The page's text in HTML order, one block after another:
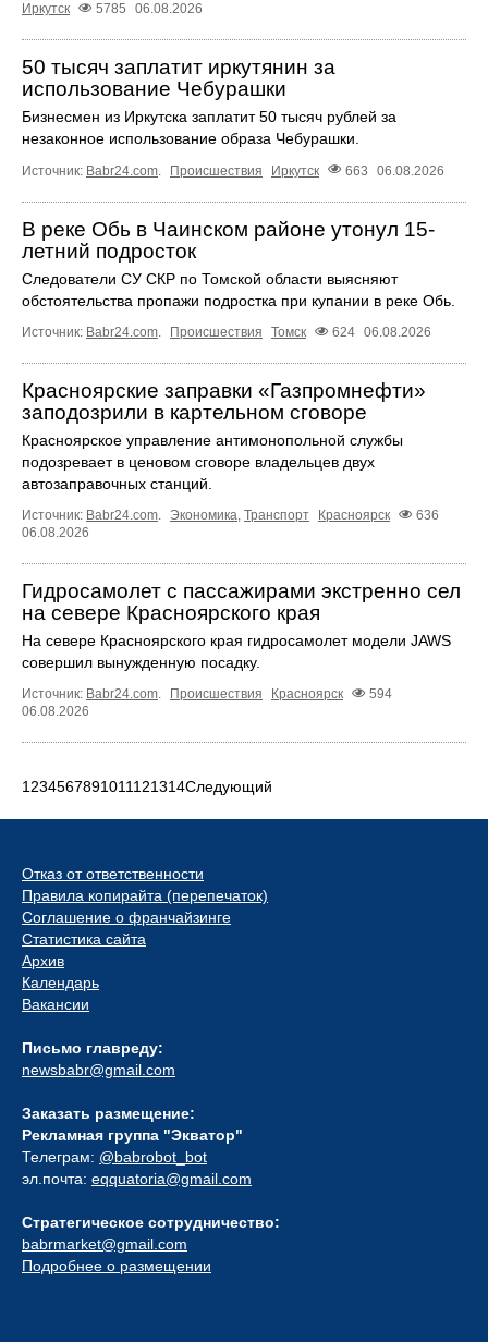
Иркутск
5785 06.08.2026
50 тысяч заплатит иркутянин за
использование Чебурашки
Бизнесмен из Иркутска заплатит 50 тысяч рублей за
незаконное использование образа Чебурашки.
Источник: Babr24.com Происшествия Иркутск 663 06.08.2026
В реке Обь в Чаинском районе утонул 15-
летний подросток
Следователи СУ СКР по Томской области выясняют
обстоятельства пропажи подростка при купании в реке Обь.
Источник: Babr24.com Происшествия Томск 624 06.08.2026
Красноярские заправки «Газпромнефти»
заподозрили в картельном сговоре
Красноярское управление антимонопольной службы
подозревает в ценовом сговоре владельцев двух
автозаправочных станций.
Источник: Babr24.com Экономика Транспорт Красноярск
636
06.08.2026
Гидросамолет с пассажирами экстренно сел
на севере Красноярского края
На севере Красноярского края гидросамолет модели JAWS
совершил вынужденную посадку.
Источник: Babr24.com. Происшествия Красноярск
594
06.08.2026
1 234567891011121314Следующий
Отказ от ответственности
Правила копирайта (перепечаток)
Соглашение о франчайзинге
Статистика сайта
Архив
Календарь
Вакансии
Письмо главреду:
newsbabr@gmail.com
Заказать размещение:
Рекламная группа "Экватор"
Телеграм: @babrobot_bot
эл.почта: eqquatoria@gmail.com
Стратегическое сотрудничество:
babrmarket@gmail.com
Подробнее о размещении